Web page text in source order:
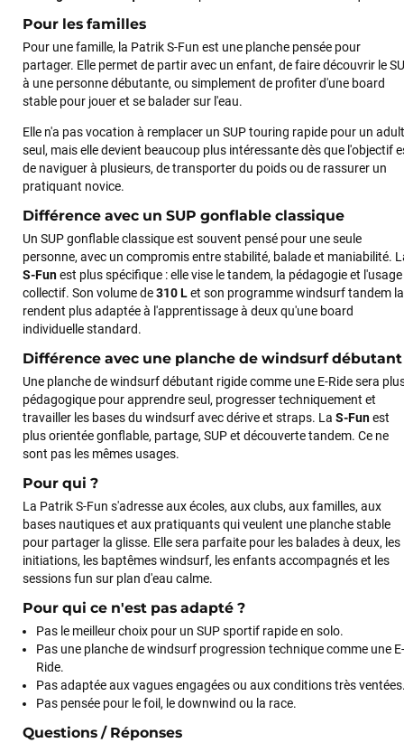
Pour les familles
Pour une famille, la Patrik S-Fun est une planche pensée pour
partager. Elle permet de partir avec un enfant, de faire découvrir le
à une personne débutante, ou simplement de profiter d'une board
stable pour jouer et se balader sur l'eau.
Elle n'a pas vocation à remplacer un SUP touring rapide pour un
seul, mais elle devient beaucoup plus intéressante dès que l'objectif
de naviguer à plusieurs, de transporter du poids ou de rassurer un
pratiquant novice.
Différence avec un SUP gonflable classique
Un SUP gonflable classique est souvent pensé pour une seule
personne, avec un compromis entre stabilité, balade et maniabilité.
S-Funest plus spécifique : elle vise le tandem, la pédagogie et l'usage
collectif. Son volume de310 Let son programme windsurf tandem la
rendent plus adaptée à l'apprentissage à deux qu'une board
individuelle standard.
Différence avec une planche de windsurf débutant
Une planche de windsurf débutant rigide comme une E-Ride sera
pédagogique pour apprendre seul, progresser techniquement et
travailler les bases du windsurf avec dérive et straps. La S-Funest
plus orientée gonflable, partage, SUP et découverte tandem. Ce ne
sont pas les mêmes usages.
Pour qui ?
La Patrik S-Fun s'adresse aux écoles, aux clubs, aux familles, aux
bases nautiques et aux pratiquants qui veulent une planche stable
pour partager la glisse. Elle sera parfaite pour les balades à deux, les
initiations, les baptêmes windsurf, les enfants accompagnés et les
sessions fun sur plan d'eau calme.
Pour qui ce n'est pas adapté ?
Pas le meilleur choix pour un SUP sportif rapide en solo.
Pas une planche de windsurf progression technique comme une E-
Ride.
Pas adaptée aux vagues engagées ou aux conditions très
Pas pensée pour le foil, le downwind ou la race.
Questions / Réponses
Cela faisait 6 mois que je galérais à remplacer ma board eux
m'ont trouvé une pépite à laquelle je n'aurais jamais pensé !
Excellent conseil excellent prix et en plus super sympas. Merci
Maronui RICHMOND
il y a 3 mois
L'envoi a été rapide. La voile est arrivée en super état.
Mauruuru roa.
VOIR TOUS LES AVIS
LAISSER UN AVIS